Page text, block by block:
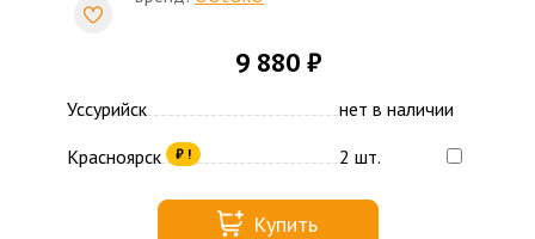
9 880 ₽
Уссурийск
нет в наличии
Красноярск
₽ ! 2 шт.
Купить